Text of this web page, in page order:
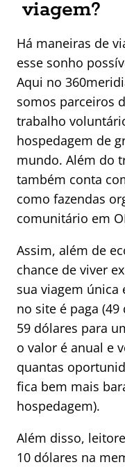
viagem?
Há maneiras de
esse sonho
Aqui no
somos parceiros
trabalho
hospedagem de
mundo. Além do
também conta
como fazendas
comunitário em
Assim, além de
chance de viver
sua viagem única
no site é paga
59 dólares para
o valor é anual e
quantas
fica bem mais
hospedagem).
Além disso,
10 dólares na